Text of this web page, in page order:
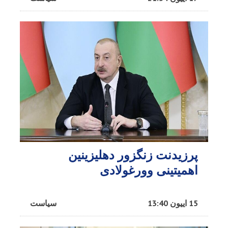
پرزیدنت زنگزور دهلیزینین
اهمیتینی وورغولادی
سیاست 15 اییون 13:40